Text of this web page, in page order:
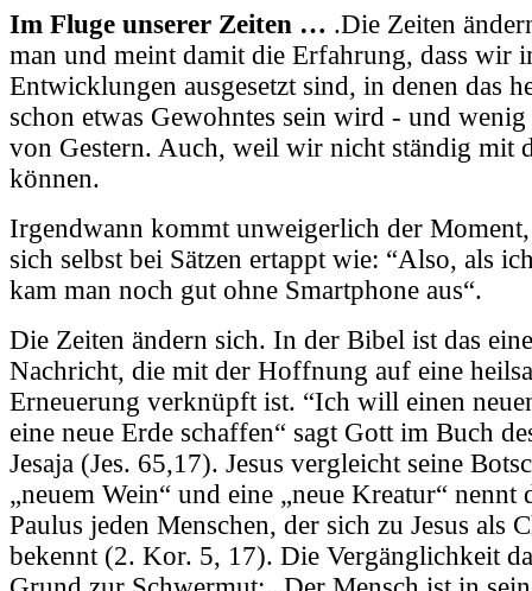
Im Fluge unserer Zeiten … .Die Zeiten
man und meint damit die Erfahrung, dass wir
Entwicklungen ausgesetzt sind, in denen das
schon etwas Gewohntes sein wird - und wenig
von Gestern. Auch, weil wir nicht ständig mit
können.
Irgendwann kommt unweigerlich der
sich selbst bei Sätzen ertappt wie: “Also, als
kam man noch gut ohne Smartphone aus“.
Die Zeiten ändern sich. In der Bibel ist das
Nachricht, die mit der Hoffnung auf eine
Erneuerung verknüpft ist. “Ich will einen
eine neue Erde schaffen“ sagt Gott im Buch
Jesaja (Jes. 65,17). Jesus vergleicht seine
„neuem Wein“ und eine „neue Kreatur“ nennt
Paulus jeden Menschen, der sich zu Jesus als
bekennt (2. Kor. 5, 17). Die Vergänglichkeit